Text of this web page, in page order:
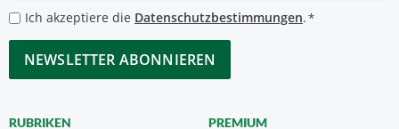
*
Datenschutzbestimmungen
*
Ich akzeptiere die Datenschutzbestimmungen.*
CAPTCHA
RUBRIKEN PREMIUM